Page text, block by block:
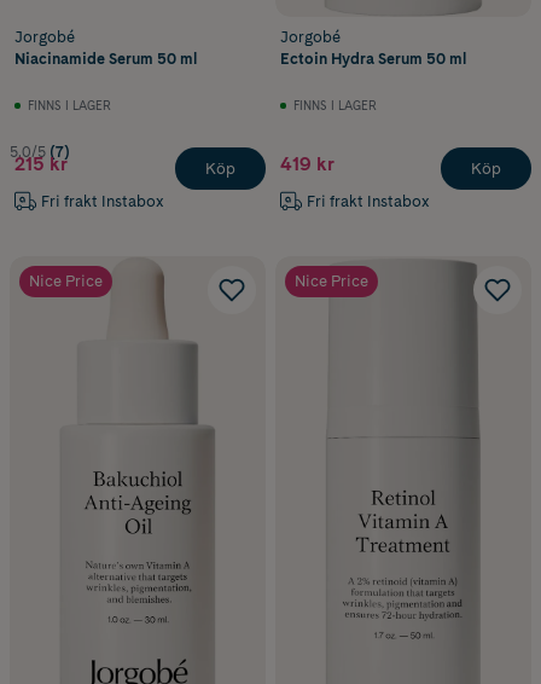
Jorgobé
Niacinamide Serum 50 ml
FINNS I LAGER
5.0/5 (7)
215 kr
Fri frakt Instabox
Köp
Jorgobé
Ectoin Hydra Serum 50 ml
FINNS I LAGER
419 kr
Fri frakt Instabox
Köp
Nice Price Nice Price